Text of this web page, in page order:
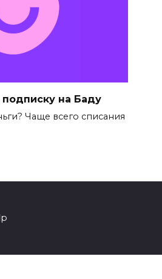
на Баду
Чаще всего списания